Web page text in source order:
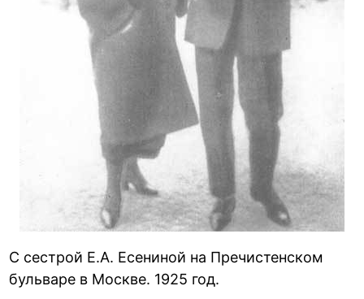
С сестрой Е.А. Есениной на Пречистенском
бульваре в Москве. 1925 год.